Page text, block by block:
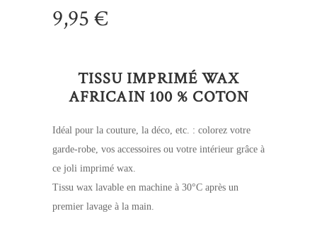
9,95€
TISSU IMPRIMÉ WAX
AFRICAIN 100 % COTON
Idéal pour la couture, la déco, etc. : colorez votre
garde-robe, vos accessoires ou votre intérieur grâce à
ce joli imprimé wax.
Tissu wax lavable en machine à 30°C après un
premier lavage à la main.